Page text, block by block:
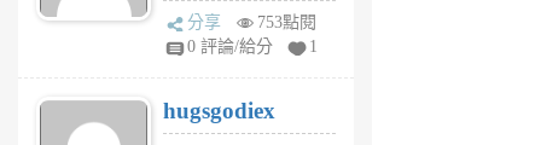
k
m
6
個
分享
753點閱
0 評論/給分
1
hugsgodiex